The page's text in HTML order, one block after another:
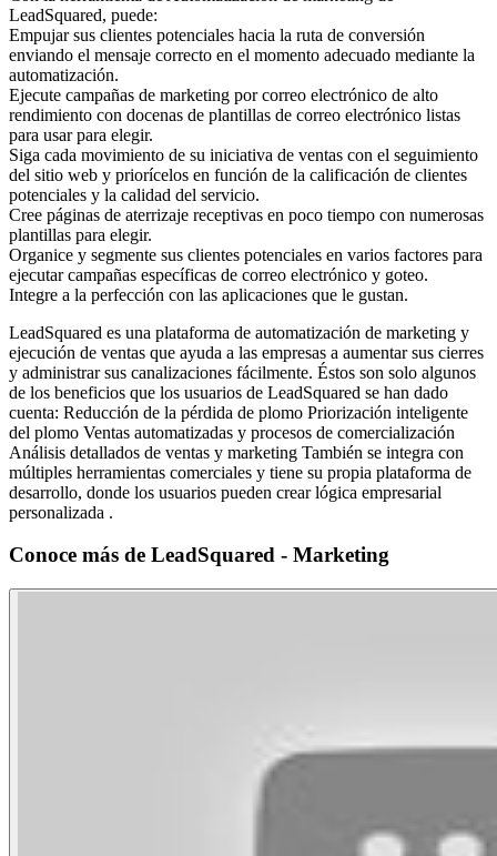
LeadSquared, puede:
Empujar sus clientes potenciales hacia la ruta de conversión
enviando el mensaje correcto en el momento adecuado mediante la
automatización.
Ejecute campañas de marketing por correo electrónico de alto
rendimiento con docenas de plantillas de correo electrónico listas
para usar para elegir.
Siga cada movimiento de su iniciativa de ventas con el seguimiento
del sitio web y priorícelos en función de la calificación de clientes
potenciales y la calidad del servicio.
Cree páginas de aterrizaje receptivas en poco tiempo con numerosas
plantillas para elegir.
Organice y segmente sus clientes potenciales en varios factores para
ejecutar campañas específicas de correo electrónico y goteo.
Integre a la perfección con las aplicaciones que le gustan.
LeadSquared es una plataforma de automatización de marketing y
ejecución de ventas que ayuda a las empresas a aumentar sus cierres
y administrar sus canalizaciones fácilmente. Éstos son solo algunos
de los beneficios que los usuarios de LeadSquared se han dado
cuenta: Reducción de la pérdida de plomo Priorización inteligente
del plomo Ventas automatizadas y procesos de comercialización
Análisis detallados de ventas y marketing También se integra con
múltiples herramientas comerciales y tiene su propia plataforma de
desarrollo, donde los usuarios pueden crear lógica empresarial
personalizada .
Conoce más de LeadSquared - Marketing